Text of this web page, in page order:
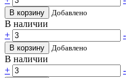
В корзину Добавлено
В наличии
+
-
В корзину Добавлено
В наличии
+
-